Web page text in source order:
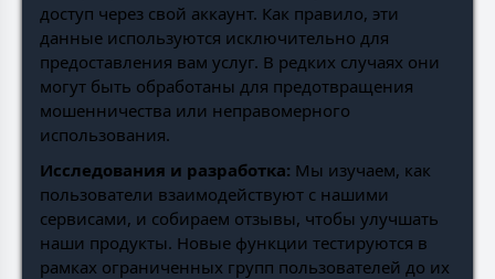
доступ через свой аккаунт. Как правило, эти
данные используются исключительно для
предоставления вам услуг. В редких случаях они
могут быть обработаны для предотвращения
мошенничества или неправомерного
использования.
Исследования и разработка: Мы изучаем, как
пользователи взаимодействуют с нашими
сервисами, и собираем отзывы, чтобы улучшать
наши продукты. Новые функции тестируются в
рамках ограниченных групп пользователей до их